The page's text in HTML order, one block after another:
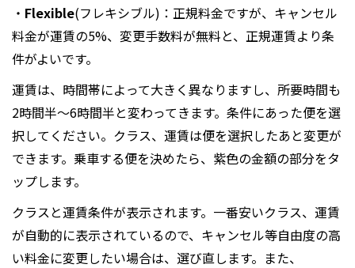
・ Flexible(フレキシブル)：正規料金ですが、キャンセル
料金が運賃の5%、変更手数料が無料と、正規運賃より条
件がよいです。
運賃は、時間帯によって大きく異なりますし、所要時間も
2時間半～6時間半と変わってきます。条件にあった便を選
択してください。クラス、運賃は便を選択したあと変更が
できます。乗車する便を決めたら、紫色の金額の部分をタ
ップします。
クラスと運賃条件が表示されます。一番安いクラス、運賃
が自動的に表示されているので、キャンセル等自由度の高
い料金に変更したい場合は、選び直します。また、